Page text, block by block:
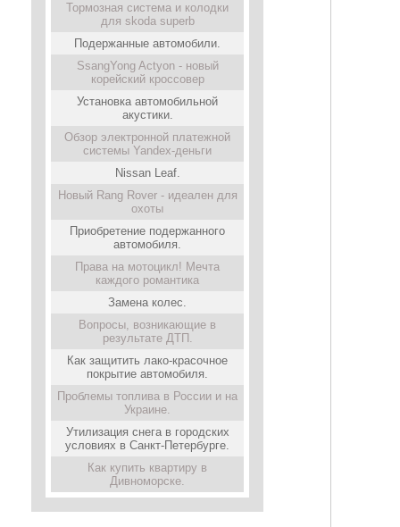
Тормозная система и колодки
для skoda superb
Подержанные автомобили.
SsangYong Actyon - новый
корейский кроссовер
Установка автомобильной
акустики.
Обзор электронной платежной
системы Yandex-деньги
Nissan Leaf.
Новый Rang Rover - идеален для
охоты
Приобретение подержанного
автомобиля.
Права на мотоцикл! Мечта
каждого романтика
Замена колес.
Вопросы, возникающие в
результате ДТП.
Как защитить лако-красочное
покрытие автомобиля.
Проблемы топлива в России и на
Украине.
Утилизация снега в городских
условиях в Санкт-Петербурге.
Как купить квартиру в
Дивноморске.